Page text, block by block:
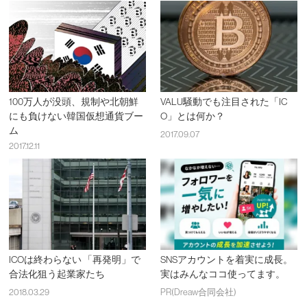
100万人が没頭、規制や北朝鮮
にも負けない韓国仮想通貨ブー
ム
2017.12.11
VALU騒動でも注目された「IC
O」とは何か？
2017.09.07
ICOは終わらない 「再発明」で
合法化狙う起業家たち
2018.03.29
SNSアカウントを着実に成長。
実はみんなココ使ってます。
PR(Dreaw合同会社)